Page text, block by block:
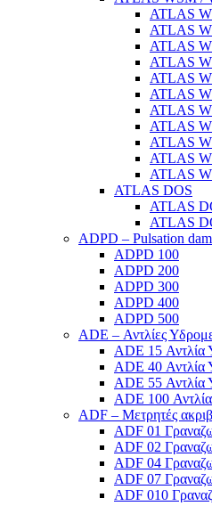
ATLAS
ATLAS
ATLAS
ATLAS
ATLAS
ATLAS
ATLAS
ATLAS
ATLAS
ATLAS
ATLAS
ATLAS DOS
ATLAS
ATLAS
ADPD – Pulsation
ADPD 100
ADPD 200
ADPD 300
ADPD 400
ADPD 500
ADE – Αντλίες
ADE 15 Αντλία
ADE 40 Αντλία
ADE 55 Αντλία
ADE 100
ADF – Μετρητές
ADF 01
ADF 02
ADF 04
ADF 07
ADF 010